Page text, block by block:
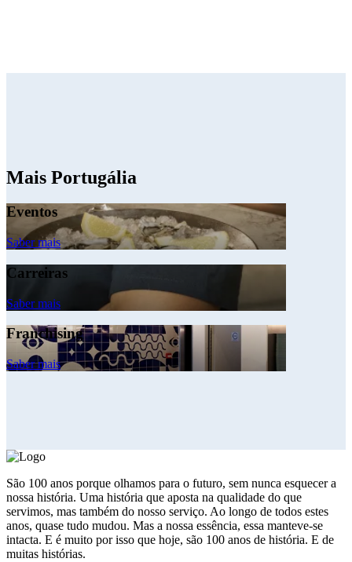
Mais Portugália
Eventos
Saber mais
Carreiras
Saber mais
Franchising
Saber mais
São 100 anos porque olhamos para o futuro, sem nunca esquecer a
nossa história. Uma história que aposta na qualidade do que
servimos, mas também do nosso serviço. Ao longo de todos estes
anos, quase tudo mudou. Mas a nossa essência, essa manteve-se
intacta. E é muito por isso que hoje, são 100 anos de história. E de
muitas histórias.